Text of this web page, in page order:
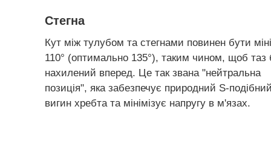
Кут між тулубом та стегнами повинен бути
110° (оптимально 135°), таким чином, щоб таз
нахилений вперед. Це так звана "нейтральна
позиція", яка забезпечує природний S-
вигин хребта та мінімізує напругу в м'язах.
Стегна